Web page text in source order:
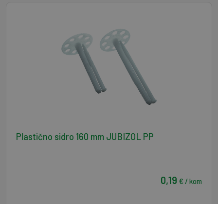
Plastično sidro 160 mm JUBIZOL PP
0,19 € / kom